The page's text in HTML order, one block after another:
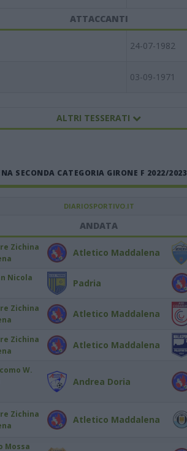
ATTACCANTI
24-07-1982
03-09-1971
ALTRI TESSERATI
SECONDA CATEGORIA GIRONE F 2022/2023
DIARIOSPORTIVO.IT
ANDATA
Zichina
Atletico Maddalena
Nicola
Padria
Zichina
Atletico Maddalena
Zichina
Atletico Maddalena
W.
Andrea Doria
Zichina
Atletico Maddalena
Mossa